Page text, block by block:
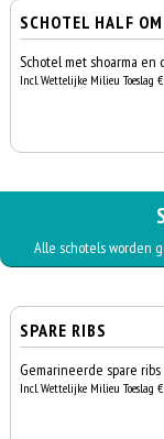
SCHOTEL HALF
Schotel met shoarma en
Incl. Wettelijke Milieu Toeslag
Alle schotels worden
SPARE RIBS
Gemarineerde spare
Incl. Wettelijke Milieu Toeslag